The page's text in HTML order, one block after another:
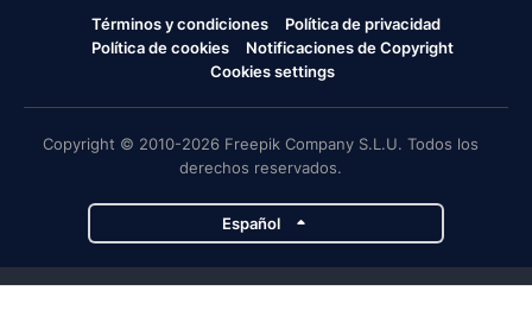
Términos y condiciones
Política de privacidad
Política de cookies
Notificaciones de Copyright
Cookies settings
Copyright © 2010-2026 Freepik Company S.L.U. Todos los
derechos reservados.
Español